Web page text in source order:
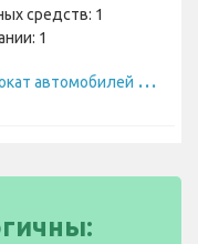
средств: 1
1
П
росмотреть прокат автомобилей Mini